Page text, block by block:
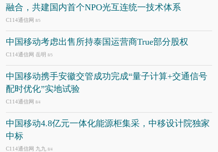
融合，共建国内首个NPO光互连统一技术体系
C114通信网 8/5
中国移动考虑出售所持泰国运营商True部分股权
C114通信网 岳明 8/5
中国移动携手安徽交管成功完成“量子计算+交通信号
配时优化”实地试验
C114通信网 8/4
中国移动4.8亿元一体化能源柜集采，中移设计院独家
中标
C114通信网 九九 8/4